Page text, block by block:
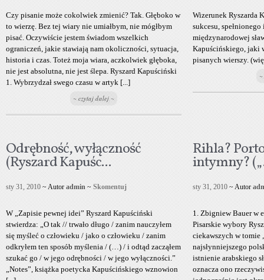
Czy pisanie może cokolwiek zmienić? Tak. Głęboko w
to wierzę. Bez tej wiary nie umiałbym, nie mógłbym
pisać. Oczywiście jestem świadom wszelkich
ograniczeń, jakie stawiają nam okoliczności, sytuacja,
historia i czas. Toteż moja wiara, aczkolwiek głęboka,
nie jest absolutna, nie jest ślepa. Ryszard Kapuściński
1. Wybrzydzał swego czasu w artyk [...]
~ czytaj dalej ~
Wizerunek Ryszarda
sukcesu,
międzynarodowej
Kapuścińskiego, jaki
pisanych wierszy.
Odrębność, wyłączność
(Ryszard Kapuśc...
sty 31, 2010 ~ Autor admin ~ Skomentuj
W „Zapisie pewnej idei” Ryszard Kapuściński
stwierdza: „O tak // trwało długo / zanim nauczyłem
się myśleć o człowieku / jako o człowieku / zanim
odkryłem ten sposób myślenia / (…) / i odtąd zacząłem
szukać go / w jego odrębności / w jego wyłączności.”
„Notes”, książka poetycka Kapuścińskiego wznowion
Rihla?
intymny?
sty 31, 2010 ~ Autor
1. Zbigniew Bauer w
Pisarskie wybory
ciekawszych w tomie
najsłynniejszego
istnienie arabskiego
oznacza ono